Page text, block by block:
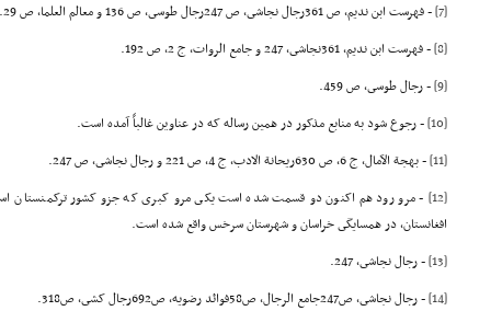
[7] - فهرست ابن ندیم، ص 361رجال نجاشى، ص 247رجال طوسى، ص 136 و معالم العلما، ص 29.
[8] - فهرست ابن ندیم، 361نجاشى، 247 و جامع الروات، ج 2، ص 192.
[9] - رجال طوسى، ص 459.
[10]
- رجوع شود به منابع مذکور در همین رساله که در عناوین غالباً آمده است.
[11]
- بهجة الآمال، ج 6، ص 630ریحانة الادب، ج 4، ص 221 و رجال نجاشى، ص 247.
[12]
- مرو رود هم اکنون دو قسمت شده است یکى مرو کبرى که جزو کشور ترکمنستان
افغانستان، در همسایگى خراسان و شهرستان سرخس واقع شده است.
[13]
- رجال نجاشى، 247.
[14]
- رجال نجاشى، ص247جامع الرجال، ص58فوائد رضویه، ص692رجال کشى، ص318.